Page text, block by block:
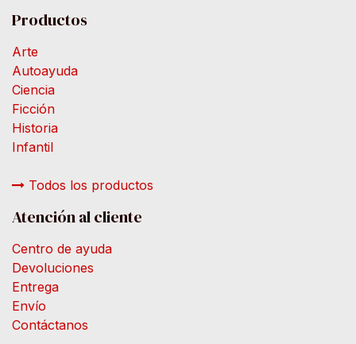
Productos
Arte
Autoayuda
Ciencia
Ficción
Historia
Infantil
Todos los productos
Atención al cliente
Centro de ayuda
Devoluciones
Entrega
Envío
Contáctanos